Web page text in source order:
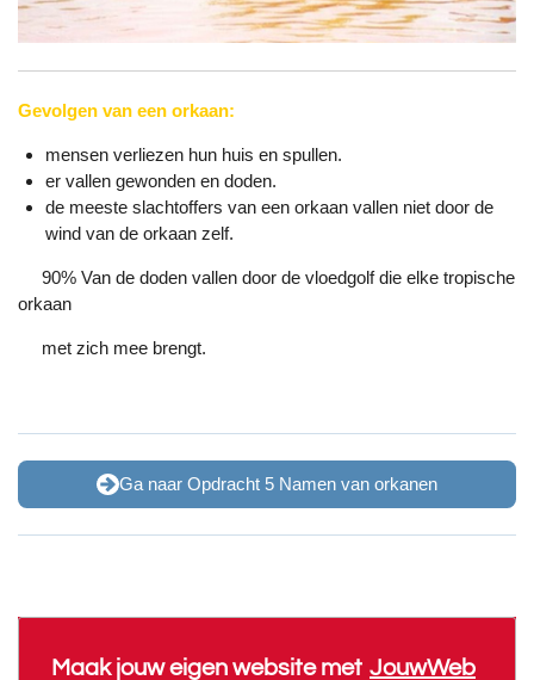
Gevolgen van een orkaan:
mensen verliezen hun huis en spullen.
er vallen gewonden en doden.
de meeste slachtoffers van een orkaan vallen niet door de
wind van de orkaan zelf.
90% Van de doden vallen door de vloedgolf die elke tropische
orkaan
met zich mee brengt.
Ga naar Opdracht 5 Namen van orkanen
Maak jouw eigen website met JouwWeb